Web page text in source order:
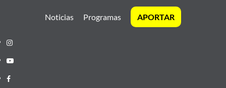
Noticias Programas APORTAR
Instagram
Youtube
Facebook